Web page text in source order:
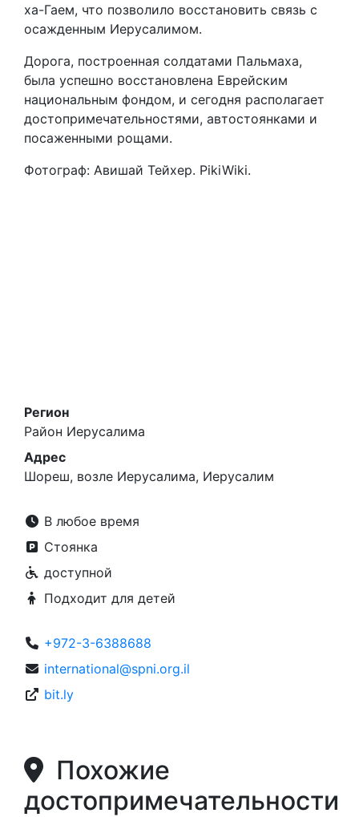
ха-Гаем, что позволило восстановить связь с
осажденным Иерусалимом.
Дорога, построенная солдатами Пальмаха,
была успешно восстановлена Еврейским
национальным фондом, и сегодня располагает
достопримечательностями, автостоянками и
посаженными рощами.
Фотограф: Авишай Тейхер. PikiWiki.
Регион
Район Иерусалима
Адрес
Шореш, возле Иерусалима, Иерусалим
В любое время
Стоянка
доступной
Подходит для детей
+972-3-6388688
international@spni.org.il
bit.ly
Похожие
достопримечательности